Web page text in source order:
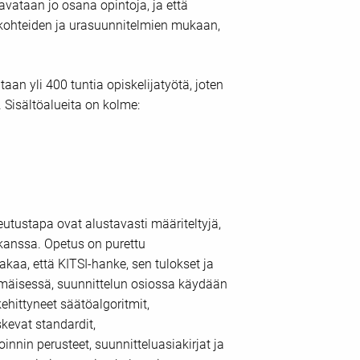
jo osana opintoja, ja että
ja urasuunnitelmien mukaan,
yli 400 tuntia opiskelijatyötä, joten
on kolme:
ovat alustavasti määriteltyjä,
Opetus on purettu
että KITSI-hanke, sen tulokset ja
suunnittelun osiossa käydään
säätöalgoritmit,
standardit,
perusteet, suunnitteluasiakirjat ja